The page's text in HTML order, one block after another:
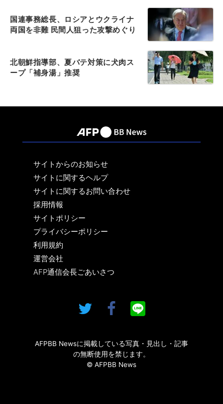
国連事務総長、ロシアとウクライナ
両国を非難 民間人狙った攻撃めぐり
北朝鮮指導部、夏バテ対策に犬肉ス
ープ「補身湯」推奨
サイトからのお知らせ
サイトに関するヘルプ
サイトに関するお問い合わせ
採用情報
サイトポリシー
プライバシーポリシー
利用規約
運営会社
AFP通信会長ごあいさつ
AFPBB Newsに掲載している写真・見出し・記事
の無断使用を禁じます。
© AFPBB News